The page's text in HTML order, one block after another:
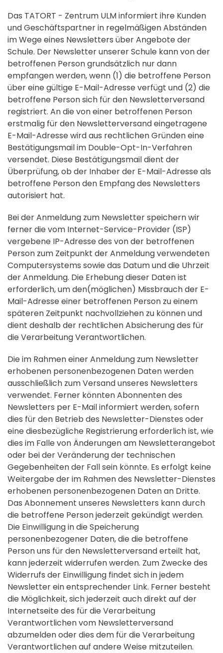
Das TATORT - Zentrum ULM informiert ihre Kunden
und Geschäftspartner in regelmäßigen Abständen
im Wege eines Newsletters über Angebote der
Schule. Der Newsletter unserer Schule kann von der
betroffenen Person grundsätzlich nur dann
empfangen werden, wenn (1) die betroffene Person
über eine gültige E-Mail-Adresse verfügt und (2) die
betroffene Person sich für den Newsletterversand
registriert. An die von einer betroffenen Person
erstmalig für den Newsletterversand eingetragene
E-Mail-Adresse wird aus rechtlichen Gründen eine
Bestätigungsmail im Double-Opt-In-Verfahren
versendet. Diese Bestätigungsmail dient der
Überprüfung, ob der Inhaber der E-Mail-Adresse als
betroffene Person den Empfang des Newsletters
autorisiert hat.
Bei der Anmeldung zum Newsletter speichern wir
ferner die vom Internet-Service-Provider (ISP)
vergebene IP-Adresse des von der betroffenen
Person zum Zeitpunkt der Anmeldung verwendeten
Computersystems sowie das Datum und die Uhrzeit
der Anmeldung. Die Erhebung dieser Daten ist
erforderlich, um den(möglichen) Missbrauch der E-
Mail-Adresse einer betroffenen Person zu einem
späteren Zeitpunkt nachvollziehen zu können und
dient deshalb der rechtlichen Absicherung des für
die Verarbeitung Verantwortlichen.
Die im Rahmen einer Anmeldung zum Newsletter
erhobenen personenbezogenen Daten werden
ausschließlich zum Versand unseres Newsletters
verwendet. Ferner könnten Abonnenten des
Newsletters per E-Mail informiert werden, sofern
dies für den Betrieb des Newsletter-Dienstes oder
eine diesbezügliche Registrierung erforderlich ist, wie
dies im Falle von Änderungen am Newsletterangebot
oder bei der Veränderung der technischen
Gegebenheiten der Fall sein könnte. Es erfolgt keine
Weitergabe der im Rahmen des Newsletter-Dienstes
erhobenen personenbezogenen Daten an Dritte.
Das Abonnement unseres Newsletters kann durch
die betroffene Person jederzeit gekündigt werden.
Die Einwilligung in die Speicherung
personenbezogener Daten, die die betroffene
Person uns für den Newsletterversand erteilt hat,
kann jederzeit widerrufen werden. Zum Zwecke des
Widerrufs der Einwilligung findet sich in jedem
Newsletter ein entsprechender Link. Ferner besteht
die Möglichkeit, sich jederzeit auch direkt auf der
Internetseite des für die Verarbeitung
Verantwortlichen vom Newsletterversand
abzumelden oder dies dem für die Verarbeitung
Verantwortlichen auf andere Weise mitzuteilen.